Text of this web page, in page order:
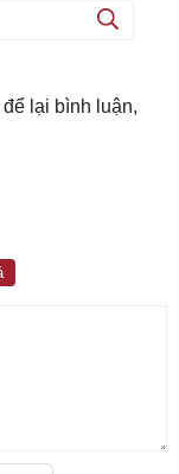
lại bình luận,